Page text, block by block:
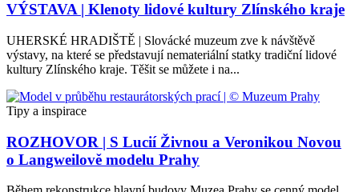
VÝSTAVA | Klenoty lidové kultury Zlínského kraje
UHERSKÉ HRADIŠTĚ | Slovácké muzeum zve k návštěvě
výstavy, na které se představují nemateriální statky tradiční lidové
kultury Zlínského kraje. Těšit se můžete i na...
Tipy a inspirace
ROZHOVOR | S Lucií Živnou a Veronikou Novou
o Langweilově modelu Prahy